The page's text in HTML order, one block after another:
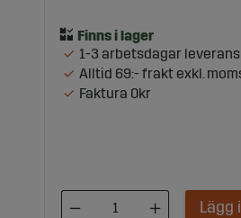
1-3 arbetsdagar leverans
Alltid 69:- frakt exkl.
Faktura 0kr
Lägg